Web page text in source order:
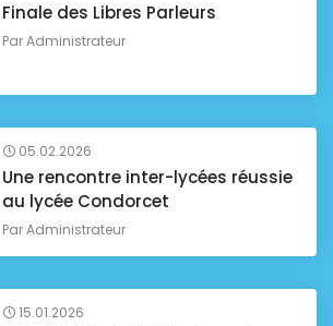
Finale des Libres Parleurs
ParAdministrateur
05.02.2026
Une rencontre inter-lycées réussie
au lycée Condorcet
ParAdministrateur
15.01.2026